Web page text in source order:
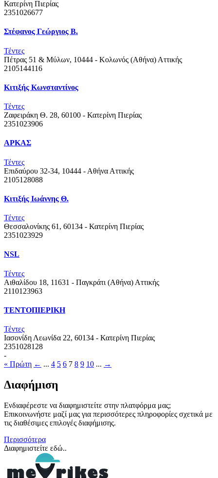
Κατερίνη Πιερίας
2351026677
Στέφανος Γεώργιος Β.
Τέντες
Πέτρας 51 & Μύλων, 10444 - Κολωνός (Αθήνα) Αττικής
2105144116
Κιτιξής Κωνσταντίνος
Τέντες
Ζαφειράκη Θ. 28, 60100 - Κατερίνη Πιερίας
2351023906
ΑΡΚΑΣ
Τέντες
Επιδαύρου 32-34, 10444 - Αθήνα Αττικής
2105128088
Κιτιξής Ιωάννης Θ.
Τέντες
Θεσσαλονίκης 61, 60134 - Κατερίνη Πιερίας
2351023929
NSL
Τέντες
Αιθαλίδου 18, 11631 - Παγκράτι (Αθήνα) Αττικής
2110123963
ΤΕΝΤΟΠΙΕΡΙΚΗ
Τέντες
Ιασονίδη Λεωνίδα 22, 60134 - Κατερίνη Πιερίας
2351028128
-
« Πρώτη ← ... 4 5 6 7 8 9 10 ... →
Διαφήμιση
Ενδιαφέρεστε να διαφημιστείτε στην πλατφόρμα μας;
Επικοινωνήστε μαζί μας για περισσότερες πληροφορίες σχετικά με
τις διαθέσιμες επιλογές διαφήμισης.
Περισσότερα
Διαφημιστείτε εδώ..